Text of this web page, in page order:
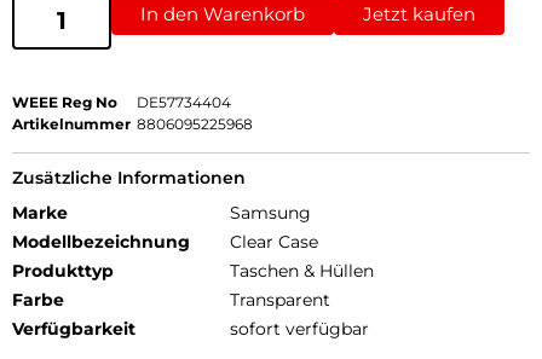
In den Warenkorb Jetzt kaufen
WEEE Reg No
DE57734404
Artikelnummer 8806095225968
Zusätzliche Informationen
Marke
Samsung
Modellbezeichnung
Clear Case
Produkttyp
Taschen & Hüllen
Farbe
Transparent
Verfügbarkeit
sofort verfügbar